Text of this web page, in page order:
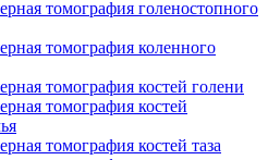
томография голеностопного
томография коленного
томография костей голени
томография костей
томография костей таза